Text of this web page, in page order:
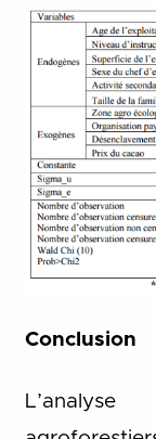
Conclusion